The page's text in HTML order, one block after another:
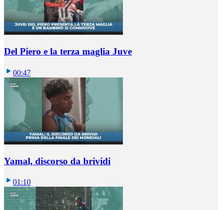
Del Piero e la terza maglia Juve
00:47
Yamal, discorso da brividi
01:10